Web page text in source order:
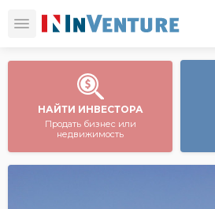
НАЙТИ ИНВЕСТОРА
Продать бизнес или
недвижимость